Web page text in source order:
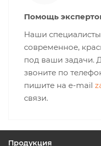
Помощь
Наши
современное,
под ваши задачи.
звоните по
пишите на e-mail
связи.
Продукция